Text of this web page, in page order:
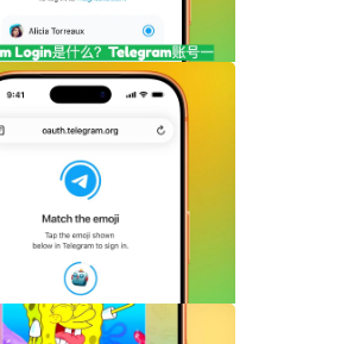
能全面解析